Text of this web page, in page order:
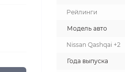
Рейлинги
Модель авто
Nissan Qashqai +2
Года выпуска